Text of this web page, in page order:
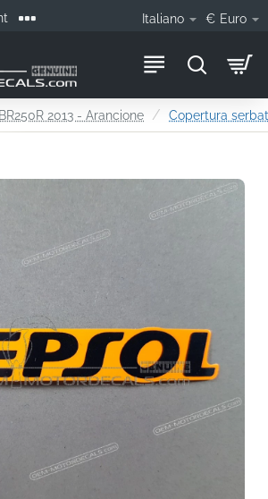
Italiano € Euro
2013 - Arancione Copertura